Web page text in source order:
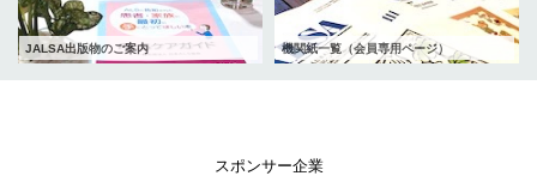
JALSA出版物のご案内 機関紙一覧（会員専用ページ）
スポンサー企業